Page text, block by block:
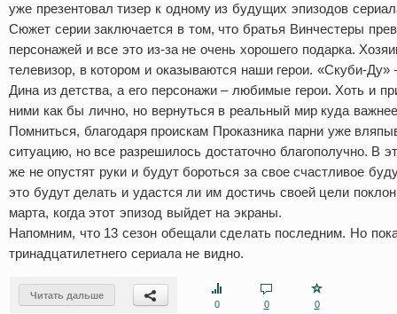
уже презентовал тизер к одному из будущих эпизодов
Сюжет серии заключается в том, что братья Винчестеры
персонажей и все это из-за не очень хорошего подарка.
телевизор, в котором и оказываются наши герои. «Скуби-
Дина из детства, а его персонажи – любимые герои. Хоть и
ними как бы лично, но вернуться в реальный мир куда
Помниться, благодаря проискам Проказника парни уже
ситуацию, но все разрешилось достаточно благополучно. В
же не опустят руки и будут бороться за свое счастливое
это будут делать и удастся ли им достичь своей цели
марта, когда этот эпизод выйдет на экраны.
Напомним, что 13 сезон обещали сделать последним. Но
тринадцатилетнего сериала не видно.
Читать дальше
0
0 0